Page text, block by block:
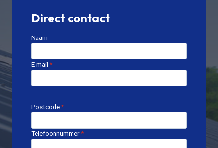
Direct contact
Naam
E-mail*
Postcode*
Telefoonnummer*